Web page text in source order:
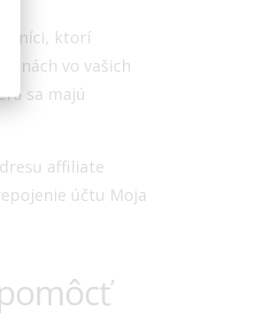
ktorí
vo vašich
sa majú
affiliate
účtu Moja